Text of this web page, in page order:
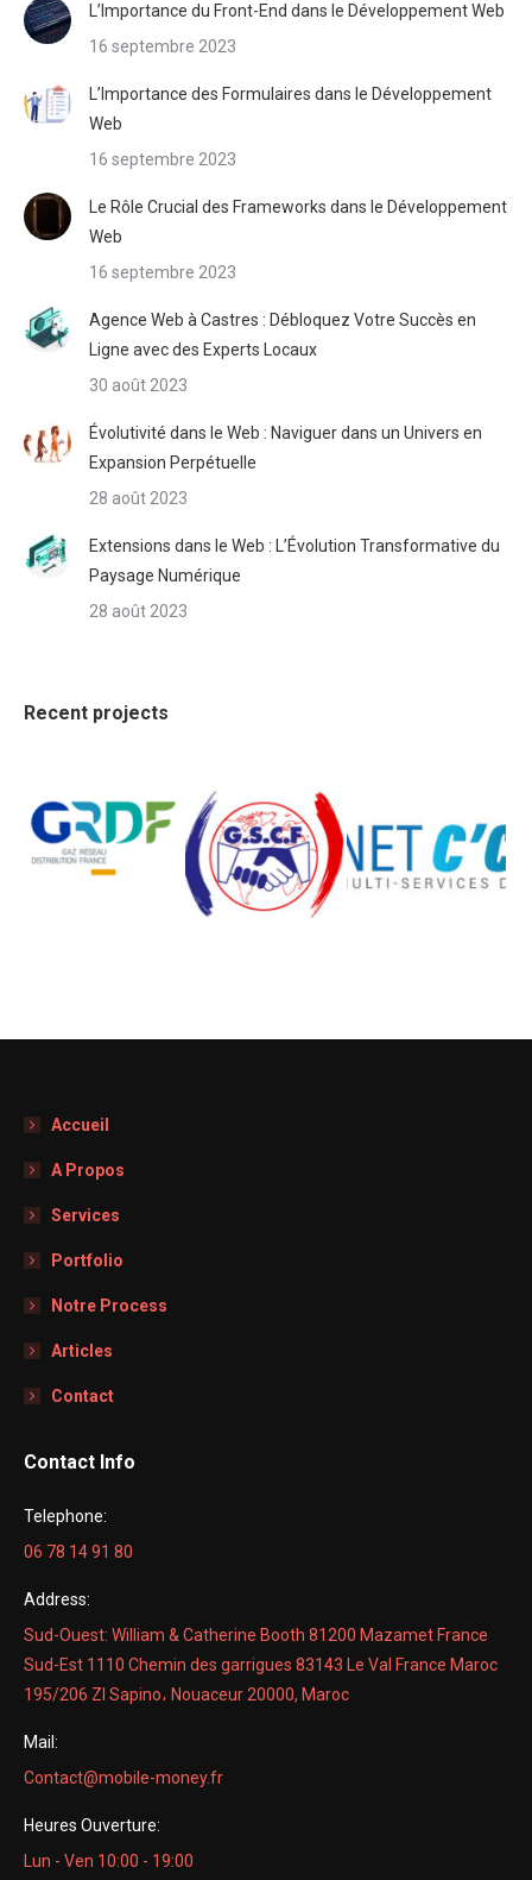
L’Importance du Front-End dans le Développement Web
16 septembre 2023
L’Importance des Formulaires dans le Développement
Web
16 septembre 2023
Le Rôle Crucial des Frameworks dans le Développement
Web
16 septembre 2023
Agence Web à Castres : Débloquez Votre Succès en
Ligne avec des Experts Locaux
30 août 2023
Évolutivité dans le Web : Naviguer dans un Univers en
Expansion Perpétuelle
28 août 2023
Extensions dans le Web : L’Évolution Transformative du
Paysage Numérique
28 août 2023
Recent projects
Accueil
A Propos
Services
Portfolio
Notre Process
Articles
Contact
Contact Info
Telephone:
06 78 14 91 80
Address:
Sud-Ouest: William & Catherine Booth 81200 Mazamet France
Sud-Est 1110 Chemin des garrigues 83143 Le Val France Maroc
195/206 ZI Sapino، Nouaceur 20000, Maroc
Mail:
Contact@mobile-money.fr
Heures Ouverture:
Lun - Ven 10:00 - 19:00